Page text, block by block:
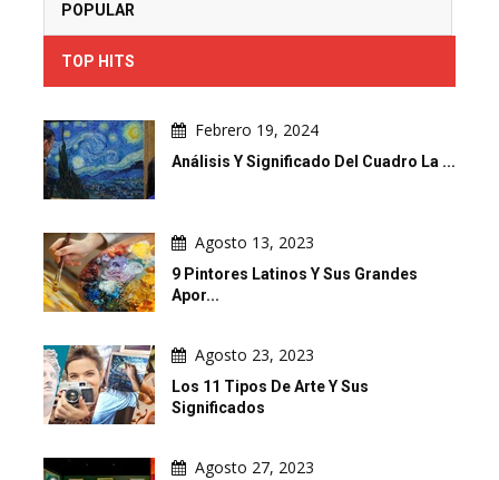
POPULAR
TOP HITS
Febrero 19, 2024
Análisis Y Significado Del Cuadro La ...
Agosto 13, 2023
9 Pintores Latinos Y Sus Grandes
Apor...
Agosto 23, 2023
Los 11 Tipos De Arte Y Sus
Significados
Agosto 27, 2023